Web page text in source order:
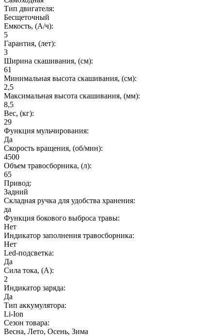
Тип двигателя:
Бесщеточный
Емкость, (А/ч):
5
Гарантия, (лет):
3
Ширина скашивания, (см):
61
Минимальная высота скашивания, (см):
2,5
Максимальная высота скашивания, (мм):
8,5
Вес, (кг):
29
Функция мульчирования:
Да
Cкорость вращения, (об/мин):
4500
Объем травосборника, (л):
65
Привод:
Задний
Складная ручка для удобства хранения:
да
Функция бокового выброса травы:
Нет
Индикатор заполнения травосборника:
Нет
Led-подсветка:
Да
Сила тока, (А):
2
Индикатор заряда:
Да
Тип аккумулятора:
Li-Ion
Сезон товара:
Весна, Лето, Осень, Зима